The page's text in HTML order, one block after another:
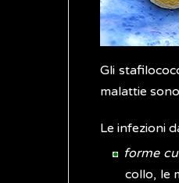
Gli
malattie
Le infezioni
forme
collo, le